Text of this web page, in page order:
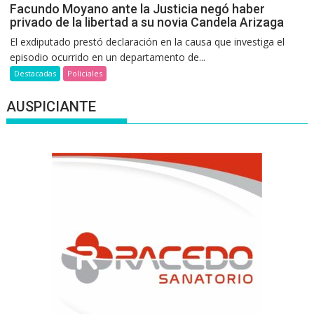
Facundo Moyano ante la Justicia negó haber
privado de la libertad a su novia Candela Arizaga
El exdiputado prestó declaración en la causa que investiga el
episodio ocurrido en un departamento de...
Destacadas Policiales
AUSPICIANTE